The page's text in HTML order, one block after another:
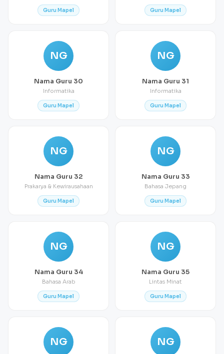
Guru Mapel Guru Mapel
NG
Nama Guru 30
Informatika
Guru Mapel
NG
Nama Guru 31
Informatika
Guru Mapel
NG
Nama Guru 32
Prakarya & Kewirausahaan
Guru Mapel
NG
Nama Guru 33
Bahasa Jepang
Guru Mapel
NG
Nama Guru 34
Bahasa Arab
Guru Mapel
NG
Nama Guru 35
Lintas Minat
Guru Mapel
NG NG